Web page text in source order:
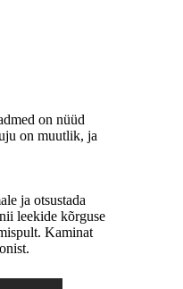
on nüüd
on muutlik, ja
ja otsustada
leekide kõrguse
Kaminat